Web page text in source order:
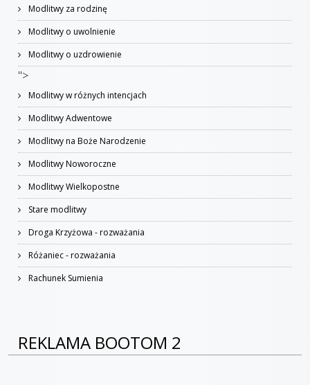
Modlitwy za rodzinę
Modlitwy o uwolnienie
Modlitwy o uzdrowienie
">
Modlitwy w różnych intencjach
Modlitwy Adwentowe
Modlitwy na Boże Narodzenie
Modlitwy Noworoczne
Modlitwy Wielkopostne
Stare modlitwy
Droga Krzyżowa - rozważania
Różaniec - rozważania
Rachunek Sumienia
REKLAMA BOOTOM 2